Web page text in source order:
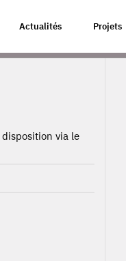
Actualités Projets
EFFICACITÉ DES
disposition via le